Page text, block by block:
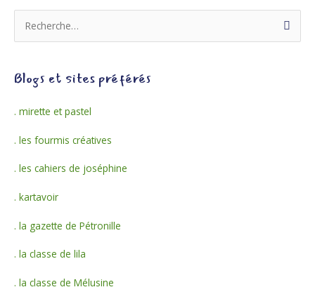
e
h
c
r
Blogs et sites préférés
. mirette et pastel
. les fourmis créatives
. les cahiers de joséphine
. kartavoir
. la gazette de Pétronille
. la classe de lila
. la classe de Mélusine